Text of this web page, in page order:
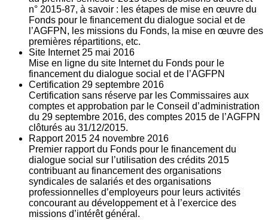
n° 2015-87, à savoir : les étapes de mise en œuvre du
Fonds pour le financement du dialogue social et de
l’AGFPN, les missions du Fonds, la mise en œuvre des
premières répartitions, etc.
Site Internet 25 mai 2016
Mise en ligne du site Internet du Fonds pour le
financement du dialogue social et de l’AGFPN
Certification 29 septembre 2016
Certification sans réserve par les Commissaires aux
comptes et approbation par le Conseil d’administration
du 29 septembre 2016, des comptes 2015 de l’AGFPN
clôturés au 31/12/2015.
Rapport 2015 24 novembre 2016
Premier rapport du Fonds pour le financement du
dialogue social sur l’utilisation des crédits 2015
contribuant au financement des organisations
syndicales de salariés et des organisations
professionnelles d’employeurs pour leurs activités
concourant au développement et à l’exercice des
missions d’intérêt général.